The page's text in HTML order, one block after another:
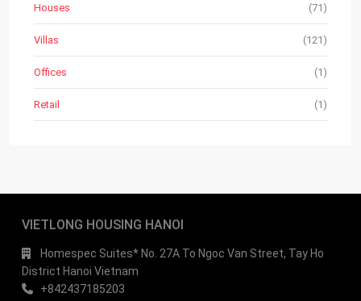
Houses (71)
Villas (121)
Offices (1)
Retail (1)
VIETLONG HOUSING HANOI
Homespec Suites* No. 27A To Ngoc Van Street, Tay Ho
District Hanoi Vietnam
+842437185203